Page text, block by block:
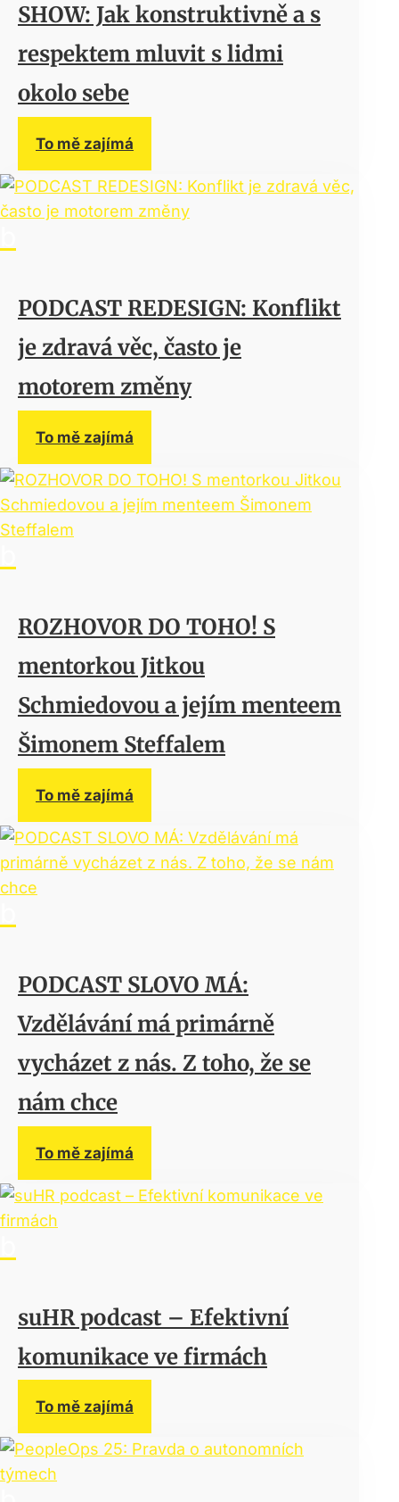
SHOW: Jak konstruktivně a s
respektem mluvit s lidmi
okolo sebe
To mě zajímá
PODCAST REDESIGN: Konflikt
je zdravá věc, často je
motorem změny
To mě zajímá
ROZHOVOR DO TOHO! S
mentorkou Jitkou
Schmiedovou a jejím menteem
Šimonem Steffalem
To mě zajímá
PODCAST SLOVO MÁ:
Vzdělávání má primárně
vycházet z nás. Z toho, že se
nám chce
To mě zajímá
suHR podcast – Efektivní
komunikace ve firmách
To mě zajímá